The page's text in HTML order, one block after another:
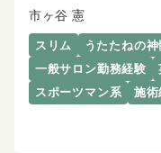
市ヶ谷 憲
スリム うたたねの神
一般サロン勤務経験
スポーツマン系
施術